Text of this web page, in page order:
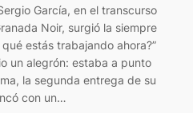
García, en el transcurso
Noir, surgió la siempre
estás trabajando ahora?”
un alegrón: estaba a punto
la segunda entrega de su
con un…